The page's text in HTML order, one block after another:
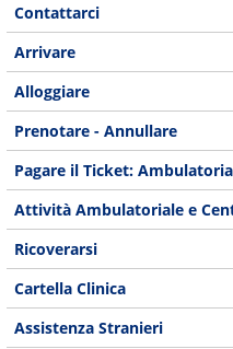
Contattarci
Arrivare
Alloggiare
Prenotare - Annullare
Pagare il Ticket:
Attività Ambulatoriale e
Ricoverarsi
Cartella Clinica
Assistenza Stranieri